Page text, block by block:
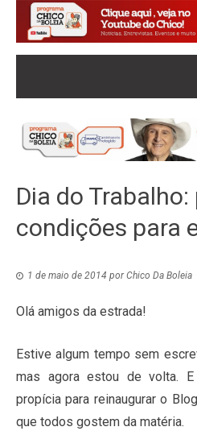
Dia do
condições para
1 de maio de 2014 porChico Da Boleia
Olá amigos da estrada!
Estive algum tempo sem
mas agora estou de volta.
propícia para reinaugurar o
que todos gostem da matéria.